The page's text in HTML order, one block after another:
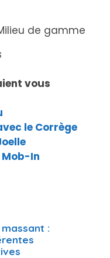
de gamme
vous
le Corrège
In
: